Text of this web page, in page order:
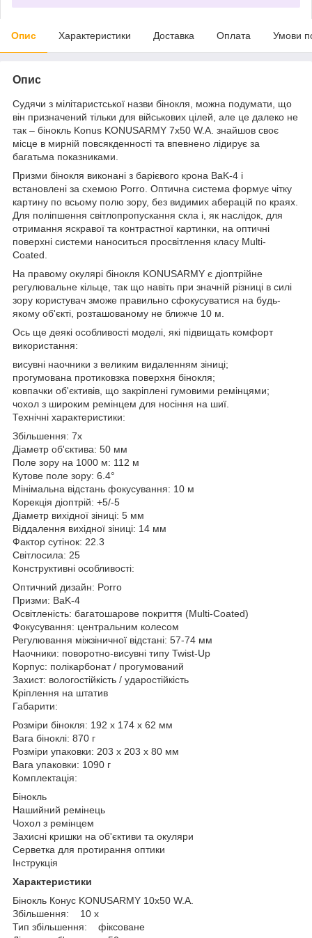
Опис Характеристики Доставка Оплата Умови
Опис
Судячи з мілітаристської назви бінокля, можна подумати, що
він призначений тільки для військових цілей, але це далеко не
так – бінокль Konus KONUSARMY 7x50 W.A. знайшов своє
місце в мирній повсякденності та впевнено лідирує за
багатьма показниками.
Призми бінокля виконані з барієвого крона BaK-4 і
встановлені за схемою Porro. Оптична система формує чітку
картину по всьому полю зору, без видимих аберацій по краях.
Для поліпшення світлопропускання скла і, як наслідок, для
отримання яскравої та контрастної картинки, на оптичні
поверхні системи наноситься просвітлення класу Multi-
Coated.
На правому окулярі бінокля KONUSARMY є діоптрійне
регулювальне кільце, так що навіть при значній різниці в силі
зору користувач зможе правильно сфокусуватися на будь-
якому об'єкті, розташованому не ближче 10 м.
Ось ще деякі особливості моделі, які підвищать комфорт
використання:
висувні наочники з великим видаленням зіниці;
прогумована протиковзка поверхня бінокля;
ковпачки об'єктивів, що закріплені гумовими ремінцями;
чохол з широким ремінцем для носіння на шиї.
Технічні характеристики:
Збільшення: 7x
Діаметр об'єктива: 50 мм
Поле зору на 1000 м: 112 м
Кутове поле зору: 6.4°
Мінімальна відстань фокусування: 10 м
Корекція діоптрій: +5/-5
Діаметр вихідної зіниці: 5 мм
Віддалення вихідної зіниці: 14 мм
Фактор сутінок: 22.3
Світлосила: 25
Конструктивні особливості:
Оптичний дизайн: Porro
Призми: BaK-4
Освітленість: багатошарове покриття (Multi-Coated)
Фокусування: центральним колесом
Регулювання міжзіничної відстані: 57-74 мм
Наочники: поворотно-висувні типу Twist-Up
Корпус: полікарбонат / прогумований
Захист: вологостійкість / ударостійкість
Кріплення на штатив
Габарити:
Розміри бінокля: 192 x 174 x 62 мм
Вага біноклі: 870 г
Розміри упаковки: 203 x 203 x 80 мм
Вага упаковки: 1090 г
Комплектація:
Бінокль
Нашийний ремінець
Чохол з ремінцем
Захисні кришки на об'єктиви та окуляри
Серветка для протирання оптики
Інструкція
Характеристики
Бінокль Конус KONUSARMY 10x50 W.A.
Збільшення: 10 x
Тип збільшення: фіксоване